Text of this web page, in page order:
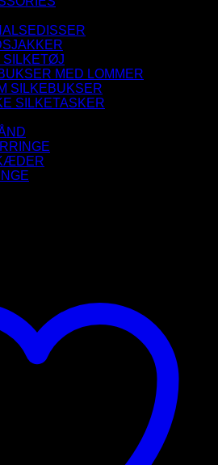
SILKETØJ
MED LOMMER
SILKEBUKSER
SILKETASKER